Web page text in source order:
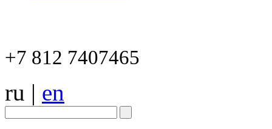
+7 812 7407465
ru | en